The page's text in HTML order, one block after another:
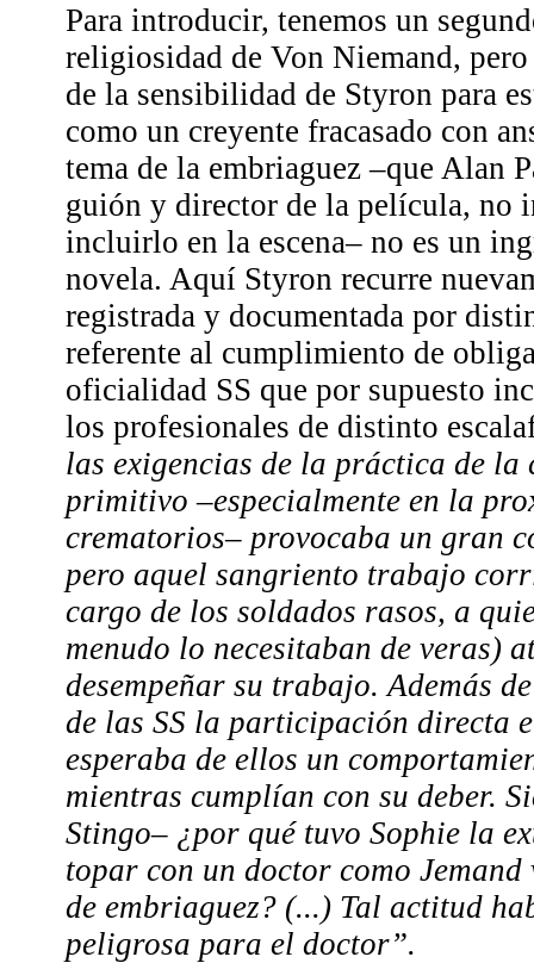
Para introducir, tenemos un
religiosidad de Von Niemand,
de la sensibilidad de Styron para
como un creyente fracasado con
tema de la embriaguez –que Alan
guión y director de la película, no
incluirlo en la escena– no es un
novela. Aquí Styron recurre
registrada y documentada por
referente al cumplimiento de
oficialidad SS que por supuesto
los profesionales de distinto
las exigencias de la práctica de la
primitivo –especialmente en la
crematorios– provocaba un gran
pero aquel sangriento trabajo
cargo de los soldados rasos, a
menudo lo necesitaban de veras)
desempeñar su trabajo. Además
de las SS la participación directa
esperaba de ellos un
mientras cumplían con su deber.
Stingo– ¿por qué tuvo Sophie la
topar con un doctor como Jemand
de embriaguez? (...) Tal actitud
peligrosa para el doctor”.